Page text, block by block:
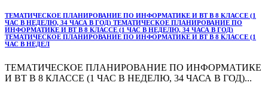
ТЕМАТИЧЕСКОЕ ПЛАНИРОВАНИЕ ПО ИНФОРМАТИКЕ И ВТ В 8 КЛАССЕ (1
ЧАС В НЕДЕЛЮ, 34 ЧАСА В ГОД) ТЕМАТИЧЕСКОЕ ПЛАНИРОВАНИЕ ПО
ИНФОРМАТИКЕ И ВТ В 8 КЛАССЕ (1 ЧАС В НЕДЕЛЮ, 34 ЧАСА В ГОД)
ТЕМАТИЧЕСКОЕ ПЛАНИРОВАНИЕ ПО ИНФОРМАТИКЕ И ВТ В 8 КЛАССЕ (1
ЧАС В НЕДЕЛ
ТЕМАТИЧЕСКОЕ ПЛАНИРОВАНИЕ ПО ИНФОРМАТИКЕ
И ВТ В 8 КЛАССЕ (1 ЧАС В НЕДЕЛЮ, 34 ЧАСА В ГОД)...